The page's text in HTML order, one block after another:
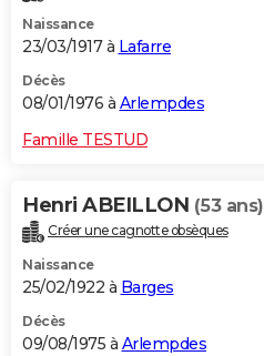
Naissance
23/03/1917 à Lafarre
Décès
08/01/1976 à Arlempdes
Famille TESTUD
Henri ABEILLON (53 ans)
Créer une cagnotte obsèques
Naissance
25/02/1922 à Barges
Décès
09/08/1975 à Arlempdes